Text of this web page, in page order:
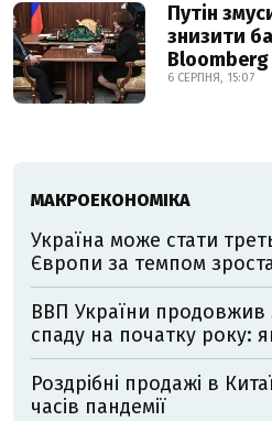
Путін
знизити
Bloomberg
6 СЕРПНЯ, 15:07
МАКРОЕКОНОМІКА
Україна може стати
Європи за темпом
ВВП України продовжив
спаду на початку року:
Роздрібні продажі в
часів пандемії